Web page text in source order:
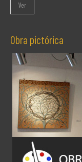
Ver
Obra pictórica